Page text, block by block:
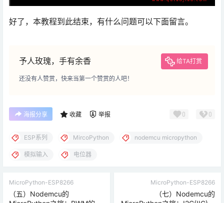
好了，本教程到此结束，有什么问题可以下面留言。
予人玫瑰，手有余香 给TA打赏
还没有人赞赏，快来当第一个赞赏的人吧！
海报分享 收藏 举报 0 0
ESP系列 MircoPython nodemcu micropython
模拟输入 电位器
MicroPython-ESP8266
（五）Nodemcu的
MicroPython-ESP8266
（七）Nodemcu的